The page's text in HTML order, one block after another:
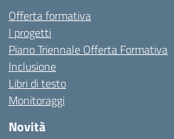
Offerta formativa
I progetti
Piano Triennale Offerta Formativa
Inclusione
Libri di testo
Monitoraggi
Novità